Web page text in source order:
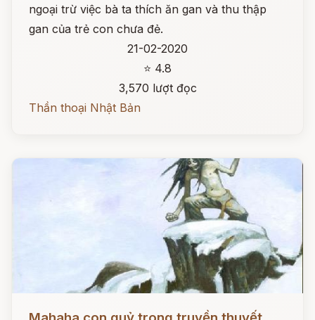
ngoại trừ việc bà ta thích ăn gan và thu thập
gan của trẻ con chưa đẻ.
21-02-2020
⭐ 4.8
3,570 lượt đọc
Thần thoại Nhật Bản